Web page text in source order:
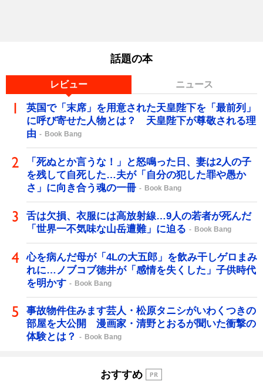
話題の本
レビュー ニュース
英国で「末席」を用意された天皇陛下を「最前列」
に呼び寄せた人物とは？ 天皇陛下が尊敬される理
由
Book Bang
「死ぬとか言うな！」と怒鳴った日、妻は2人の子
を残して自死した…夫が「自分の犯した罪や愚か
さ」に向き合う魂の一冊
Book Bang
舌は欠損、衣服には高放射線…9人の若者が死んだ
「世界一不気味な山岳遭難」に迫る
Book Bang
心を病んだ母が「4Lの大五郎」を飲み干しゲロまみ
れに…ノブコブ徳井が「感情を失くした」子供時代
を明かす
Book Bang
事故物件住みます芸人・松原タニシがいわくつきの
部屋を大公開 漫画家・清野とおるが聞いた衝撃の
体験とは？
Book Bang
おすすめ